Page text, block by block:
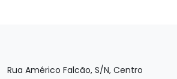
Rua Américo Falcão, S/N, Centro